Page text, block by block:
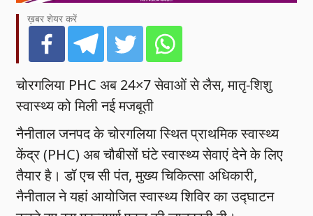
ख़बर शेयर करें
चोरगलिया PHC अब 24×7 सेवाओं से लैस, मातृ-शिशु
स्वास्थ्य को मिली नई मजबूती
नैनीताल जनपद के चोरगलिया स्थित प्राथमिक स्वास्थ्य
केंद्र (PHC) अब चौबीसों घंटे स्वास्थ्य सेवाएं देने के लिए
तैयार है। डॉ एच सी पंत, मुख्य चिकित्सा अधिकारी,
नैनीताल ने यहां आयोजित स्वास्थ्य शिविर का उद्घाटन